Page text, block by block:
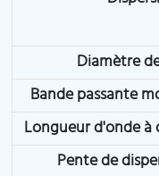
Diamètre
Bande passante
Longueur d'onde à
Pente de